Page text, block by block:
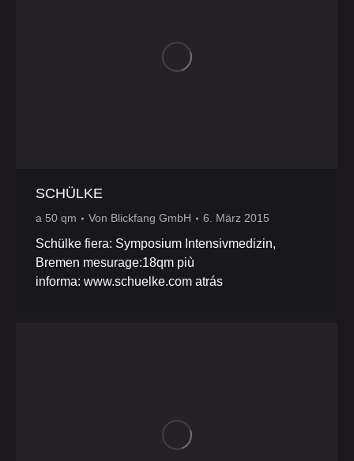
SCHÜLKE
a 50 qm Von Blickfang GmbH 6. März 2015
Schülke fiera: Symposium Intensivmedizin,
Bremen mesurage:18qm più
informa: www.schuelke.com atrás